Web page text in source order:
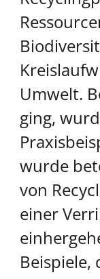
Umwelt.
ging,
wurde
von
einer
Beispiele,